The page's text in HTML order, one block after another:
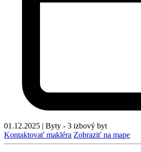
01.12.2025 | Byty - 3 izbový byt
Kontaktovať makléra Zobraziť na mape